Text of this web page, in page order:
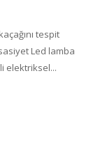
tespit
Led lamba
elektriksel...